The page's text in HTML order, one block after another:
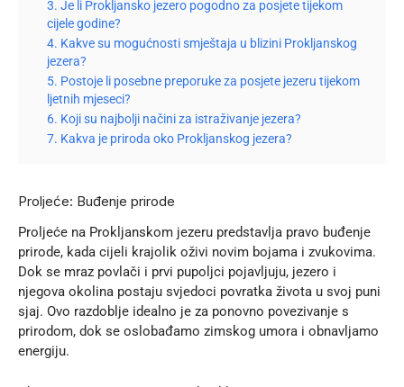
3. Je li Prokljansko jezero pogodno za posjete tijekom
cijele godine?
4. Kakve su mogućnosti smještaja u blizini Prokljanskog
jezera?
5. Postoje li posebne preporuke za posjete jezeru tijekom
ljetnih mjeseci?
6. Koji su najbolji načini za istraživanje jezera?
7. Kakva je priroda oko Prokljanskog jezera?
Proljeće: Buđenje prirode
Proljeće na Prokljanskom jezeru predstavlja pravo buđenje
prirode, kada cijeli krajolik oživi novim bojama i zvukovima.
Dok se mraz povlači i prvi pupoljci pojavljuju, jezero i
njegova okolina postaju svjedoci povratka života u svoj puni
sjaj. Ovo razdoblje idealno je za ponovno povezivanje s
prirodom, dok se oslobađamo zimskog umora i obnavljamo
energiju.